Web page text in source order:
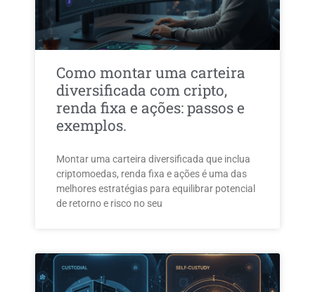
Como montar uma carteira
diversificada com cripto,
renda fixa e ações: passos e
exemplos.
Montar uma carteira diversificada que inclua
criptomoedas, renda fixa e ações é uma das
melhores estratégias para equilibrar potencial
de retorno e risco no seu